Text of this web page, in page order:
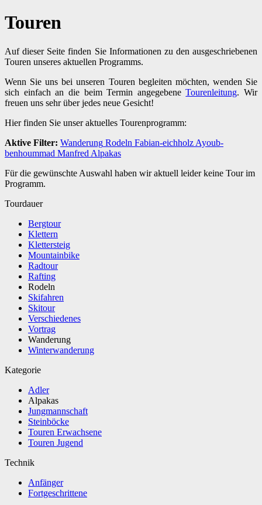
Touren
Auf dieser Seite finden Sie Informationen zu den ausgeschriebenen
Touren unseres aktuellen Programms.
Wenn Sie uns bei unseren Touren begleiten möchten, wenden Sie
sich einfach an die beim Termin angegebeneTourenleitung. Wir
freuen uns sehr über jedes neue Gesicht!
Hier finden Sie unser aktuelles Tourenprogramm:
Aktive Filter: Wanderung Rodeln Fabian-eichholz Ayoub-
benhoummad Manfred Alpakas
Für die gewünschte Auswahl haben wir aktuell leider keine Tour im
Programm.
Tourdauer
Bergtour
Klettern
Klettersteig
Mountainbike
Radtour
Rafting
Rodeln
Skifahren
Skitour
Verschiedenes
Vortrag
Wanderung
Winterwanderung
Kategorie
Adler
Alpakas
Jungmannschaft
Steinböcke
Touren Erwachsene
Touren Jugend
Technik
Anfänger
Fortgeschrittene